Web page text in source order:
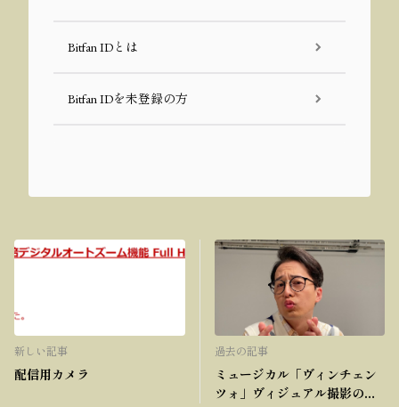
Bitfan IDとは
Bitfan IDを未登録の方
新しい記事
配信用カメラ
過去の記事
ミュージカル「ヴィンチェン
ツォ」ヴィジュアル撮影のオ